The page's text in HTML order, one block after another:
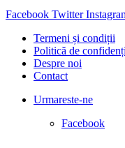
Facebook Twitter
Termeni și condiții
Politică de
Despre noi
Contact
Urmareste-ne
Facebook